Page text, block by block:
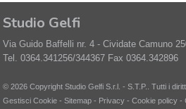
Studio Gelfi
Via Guido Baffelli nr. 4 -Cividate Camuno
Tel.0364.341256/344367 Fax0364.342896
© 2026 Copyright Studio Gelfi S.r.l. - S.T.P.. Tutti i
Gestisci Cookie -Sitemap - Privacy -Cookie policy -